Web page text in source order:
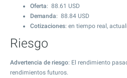
Oferta: 88.61 USD
Demanda: 88.84 USD
Cotizaciones: en tiempo real,
Riesgo
Advertencia de riesgo: El rendimiento
rendimientos futuros.